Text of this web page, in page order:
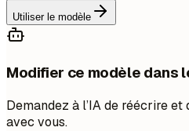
Utiliser le modèle
Modifier ce modèle dans
Demandez à l’IA de réécrire
avec vous.